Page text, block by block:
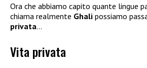
Ora che abbiamo capito quante lingue
chiama realmente Ghali possiamo
privata…
Vita privata